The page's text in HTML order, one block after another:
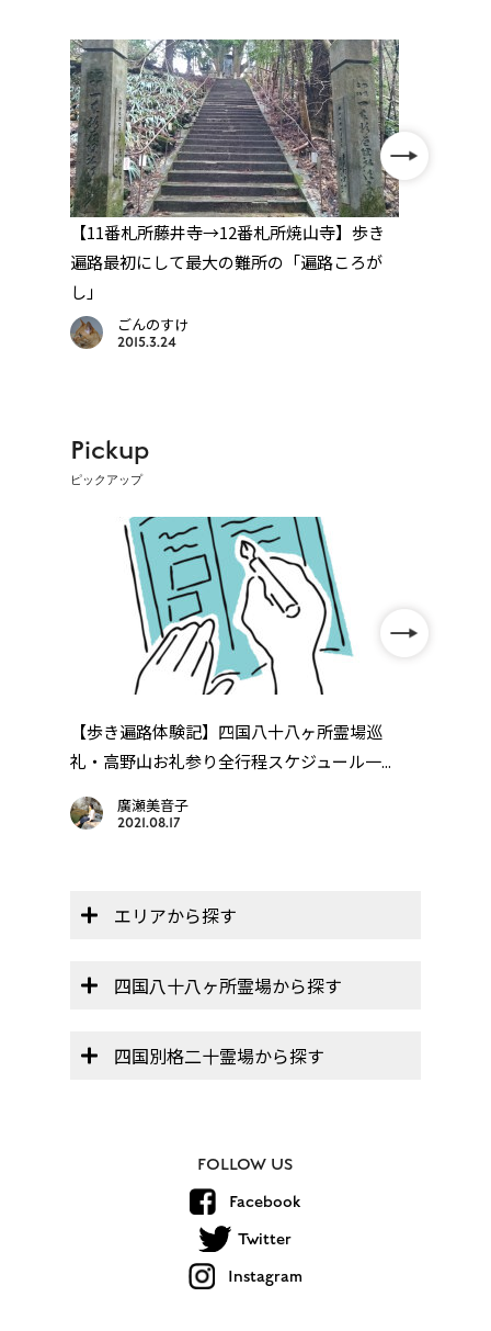
【11番札所藤井寺→12番札所焼山寺】歩き
遍路最初にして最大の難所の「遍路ころが
し」
ごんのすけ
2015.3.24
Pickup
ピックアップ
【歩き遍路体験記】四国八十八ヶ所霊場巡
礼・高野山お礼参り全行程スケジュール一...
廣瀬美音子
2021.08.17
エリアから探す
四国八十八ヶ所霊場から探す
四国別格二十霊場から探す
FOLLOW US
Facebook
Twitter
Instagram